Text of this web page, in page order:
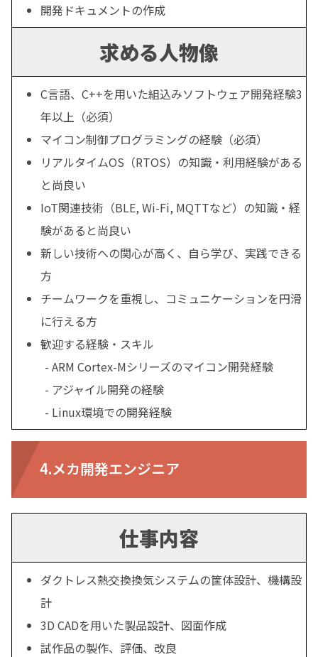
開発ドキュメントの作成
求める人物像
C言語、C++を用いた組込みソフトウェア開発経験3
年以上（必須）
マイコン制御プログラミングの経験（必須）
リアルタイムOS（RTOS）の知識・利用経験がある
と尚良い
IoT関連技術（BLE, Wi-Fi, MQTTなど）の知識・経
験があると尚良い
新しい技術への関心が高く、自ら学び、実践できる
方
チームワークを重視し、コミュニケーションを円滑
に行える方
歓迎する経験・スキル
ARM Cortex-Mシリーズのマイコン開発経験
アジャイル開発の経験
Linux環境での開発経験
4.メカ開発エンジニア
仕事内容
ダクトレス熱交換換気システムの筐体設計、機構設
計
3D CADを用いた製品設計、図面作成
試作品の製作、評価、改良